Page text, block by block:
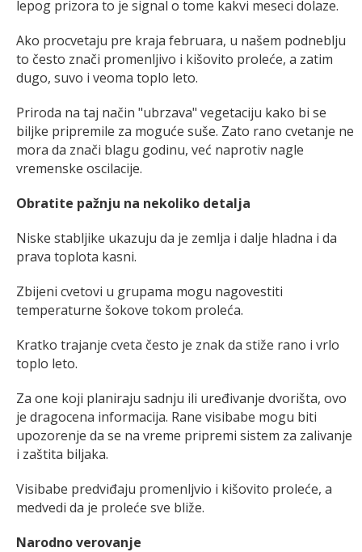
lepog prizora to je signal o tome kakvi meseci dolaze.
Ako procvetaju pre kraja februara, u našem podneblju
to često znači promenljivo i kišovito proleće, a zatim
dugo, suvo i veoma toplo leto.
Priroda na taj način "ubrzava" vegetaciju kako bi se
biljke pripremile za moguće suše. Zato rano cvetanje ne
mora da znači blagu godinu, već naprotiv nagle
vremenske oscilacije.
Obratite pažnju na nekoliko detalja
Niske stabljike ukazuju da je zemlja i dalje hladna i da
prava toplota kasni.
Zbijeni cvetovi u grupama mogu nagovestiti
temperaturne šokove tokom proleća.
Kratko trajanje cveta često je znak da stiže rano i vrlo
toplo leto.
Za one koji planiraju sadnju ili uređivanje dvorišta, ovo
je dragocena informacija. Rane visibabe mogu biti
upozorenje da se na vreme pripremi sistem za zalivanje
i zaštita biljaka.
Visibabe predviđaju promenljvio i kišovito proleće, a
medvedi da je proleće sve bliže.
Narodno verovanje